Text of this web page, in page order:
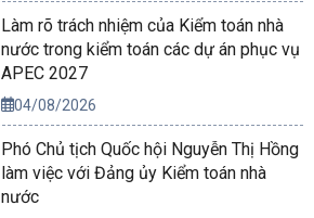
Làm rõ trách nhiệm của Kiểm toán nhà
nước trong kiểm toán các dự án phục vụ
APEC 2027
04/08/2026
Phó Chủ tịch Quốc hội Nguyễn Thị Hồng
làm việc với Đảng ủy Kiểm toán nhà
nước